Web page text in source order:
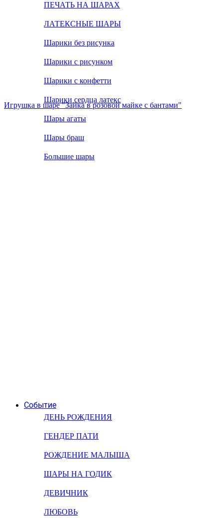
ПЕЧАТЬ НА ШАРАХ
ЛАТЕКСНЫЕ ШАРЫ
Шарики без рисунка
Шарики с рисунком
Шарики с конфетти
Шарики сердца латекс
Шары агаты
Шары браш
Большие шары
Событие
ДЕНЬ РОЖДЕНИЯ
ГЕНДЕР ПАТИ
РОЖДЕНИЕ МАЛЫША
ШАРЫ НА ГОДИК
ДЕВИЧНИК
ЛЮБОВЬ
Игрушка в шаре "Зайка в розовой майке с бантами"